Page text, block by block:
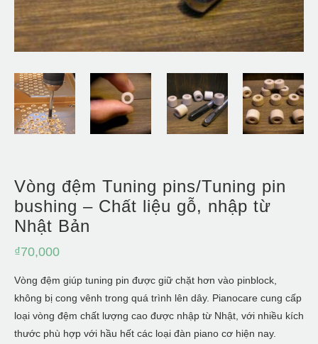
Vòng đệm Tuning pins/Tuning pin
bushing – Chất liệu gỗ, nhập từ
Nhật Bản
₫70,000
Vòng đệm giúp tuning pin được giữ chặt hơn vào pinblock,
không bị cong vênh trong quá trình lên dây. Pianocare cung cấp
loại vòng đệm chất lượng cao được nhập từ Nhật, với nhiều kích
thước phù hợp với hầu hết các loại đàn piano cơ hiện nay.